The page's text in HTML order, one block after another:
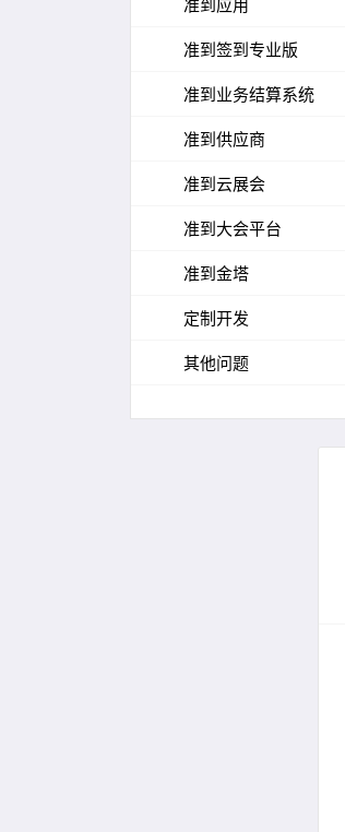
准到签到专业版
准到业务结算系统
准到供应商
准到云展会
准到大会平台
准到金塔
定制开发
其他问题